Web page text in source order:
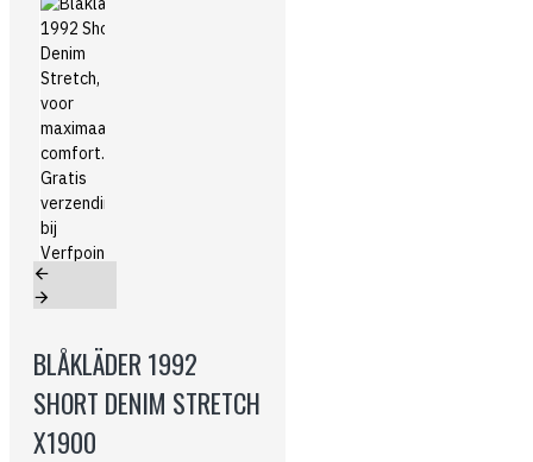
BLÅKLÄDER 1992
SHORT DENIM STRETCH
X1900